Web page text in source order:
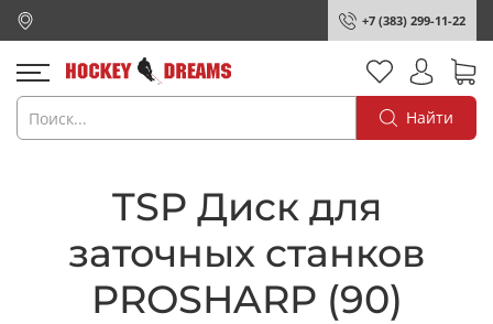
+7 (383) 299-11-22
Найти
TSP Диск для
заточных станков
PROSHARP (90)